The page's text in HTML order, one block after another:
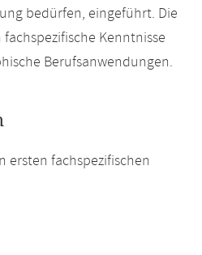
bedürfen, eingeführt. Die
Kenntnisse
Berufsanwendungen.
ersten fachspezifischen